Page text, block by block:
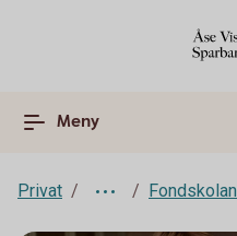
Meny
Privat Fondskolan